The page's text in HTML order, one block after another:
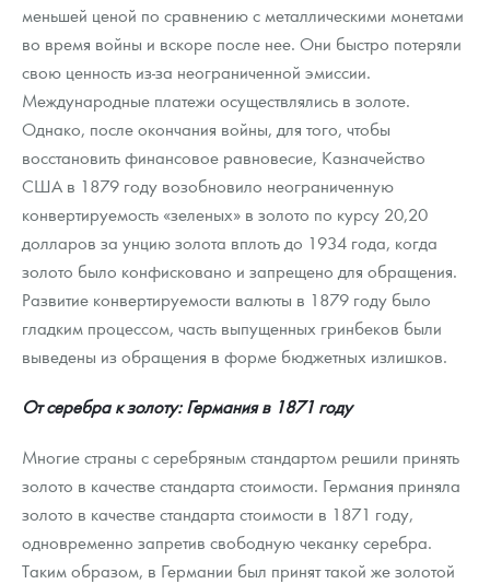
меньшей ценой по сравнению с металлическими монетами
во время войны и вскоре после нее. Они быстро потеряли
свою ценность из-за неограниченной эмиссии.
Международные платежи осуществлялись в золоте.
Однако, после окончания войны, для того, чтобы
восстановить финансовое равновесие, Казначейство
США в 1879 году возобновило неограниченную
конвертируемость «зеленых» в золото по курсу 20,20
долларов за унцию золота вплоть до 1934 года, когда
золото было конфисковано и запрещено для обращения.
Развитие конвертируемости валюты в 1879 году было
гладким процессом, часть выпущенных гринбеков были
выведены из обращения в форме бюджетных излишков.
От серебра к золоту: Германия в 1871 году
Многие страны с серебряным стандартом решили принять
золото в качестве стандарта стоимости. Германия приняла
золото в качестве стандарта стоимости в 1871 году,
одновременно запретив свободную чеканку серебра.
Таким образом, в Германии был принят такой же золотой